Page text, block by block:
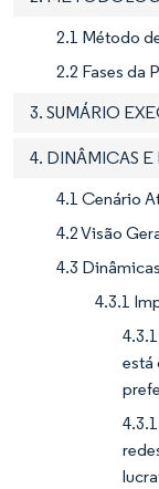
2.1 Método
2.2 Fases da
3. SUMÁRIO
4. DINÂMICAS
4.1 Cenário
4.2 Visão
4.3
4.3.1
está